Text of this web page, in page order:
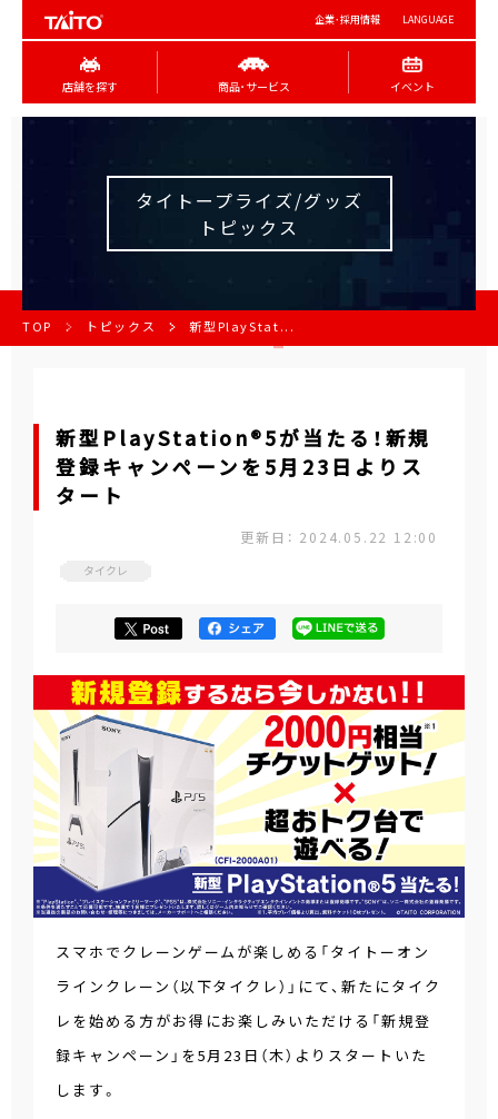
企業･採用情報 LANGUAGE
店舗を探す 商品･サービス イベント
タイトープライズ/グッズ
トピックス
TOP トピックス 新型PlayStat...
新型PlayStation®5が当たる！新規
登録キャンペーンを5月23日よりス
タート
更新日： 2024.05.22 12:00
タイクレ
スマホでクレーンゲームが楽しめる「タイトーオン
ラインクレーン（以下タイクレ）」にて、新たにタイク
レを始める方がお得にお楽しみいただける「新規登
録キャンペーン」を5月23日（木）よりスタートいた
します。